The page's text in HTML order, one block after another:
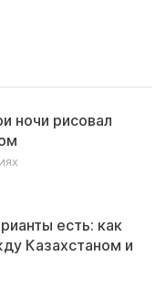
ночи рисовал
есть: как
Казахстаном и